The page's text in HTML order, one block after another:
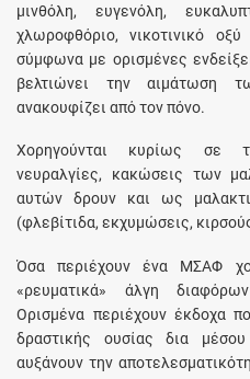
μινθόλη, ευγενόλη,
χλωροφθόριο, νικοτινικό
σύμφωνα με ορισμένες
βελτιώνει την αιμάτωση
ανακουφίζει από τον πόνο.
Xορηγούνται κυρίως σε
νευραλγίες, κακώσεις των
αυτών δρουν και ως
(φλεβίτιδα, εκχυμώσεις,
Όσα περιέχουν ένα MΣAΦ
«ρευματικά» άλγη
Oρισμένα περιέχουν έκδοχα
δραστικής ουσίας δια
αυξάνουν την